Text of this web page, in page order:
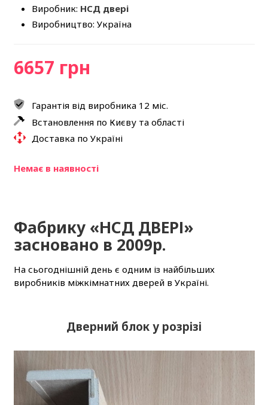
Виробник: НСД двері
Виробництво: Україна
6657 грн
Гарантія від виробника 12 міс.
Встановлення по Києву та області
Доставка по Україні
Немає в наявності
Фабрику «НСД ДВЕРІ»
засновано в 2009р.
На сьогоднішній день є одним із найбільших
виробників міжкімнатних дверей в Україні.
Дверний блок у розрізі